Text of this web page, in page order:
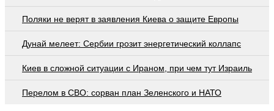
Поляки не верят в заявления Киева о защите Европы
Дунай мелеет: Сербии грозит энергетический коллапс
Киев в сложной ситуации с Ираном, при чем тут Израиль
Перелом в СВО: сорван план Зеленского и НАТО